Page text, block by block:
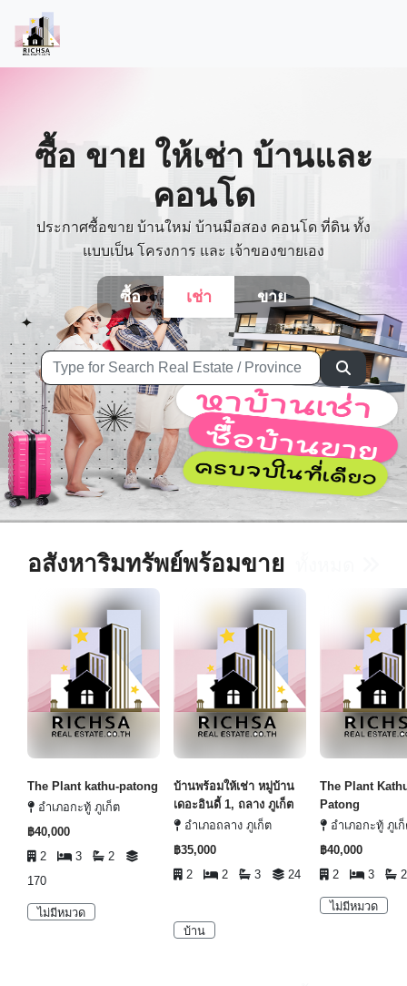
ซื้อ ขาย ให้เช่า บ้านและ
คอนโด
ประกาศซื้อขาย บ้านใหม่ บ้านมือสอง คอนโด ที่ดิน ทั้ง
แบบเป็น โครงการ และ เจ้าของขายเอง
ซื้อ เช่า ขาย
อสังหาริมทรัพย์พร้อมขาย
The Plant kathu-patong
อำเภอกะทู้ ภูเก็ต
฿40,000
2
3
2
170
ไม่มีหมวด
บ้านพร้อมให้เช่า หมู่บ้าน
เดอะอินดี้ 1, ถลาง ภูเก็ต
อำเภอถลาง ภูเก็ต
฿35,000
2
2 3 24
บ้าน
The Plant
Patong
อำเภอกะทู้ ภูเ
฿40,000
2
3
ไม่มีหมวด